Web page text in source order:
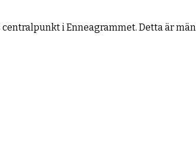
i Enneagrammet. Detta är